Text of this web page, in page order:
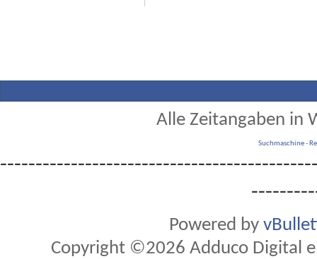
Alle Zeitangaben in
Suchmaschine-
Powered by
Copyright ©2026 Adduco Digital